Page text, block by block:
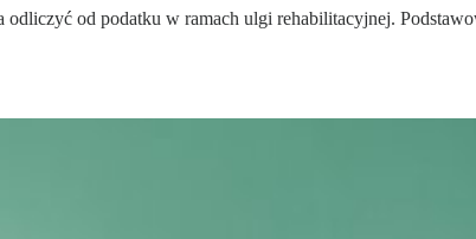
od podatku w ramach ulgi rehabilitacyjnej.